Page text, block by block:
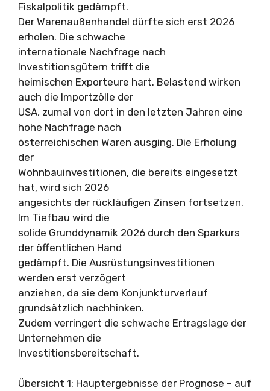
Fiskalpolitik gedämpft.
Der Warenaußenhandel dürfte sich erst 2026
erholen. Die schwache
internationale Nachfrage nach
Investitionsgütern trifft die
heimischen Exporteure hart. Belastend wirken
auch die Importzölle der
USA, zumal von dort in den letzten Jahren eine
hohe Nachfrage nach
österreichischen Waren ausging. Die Erholung
der
Wohnbauinvestitionen, die bereits eingesetzt
hat, wird sich 2026
angesichts der rückläufigen Zinsen fortsetzen.
Im Tiefbau wird die
solide Grunddynamik 2026 durch den Sparkurs
der öffentlichen Hand
gedämpft. Die Ausrüstungsinvestitionen
werden erst verzögert
anziehen, da sie dem Konjunkturverlauf
grundsätzlich nachhinken.
Zudem verringert die schwache Ertragslage der
Unternehmen die
Investitionsbereitschaft.
Übersicht 1: Hauptergebnisse der Prognose – auf